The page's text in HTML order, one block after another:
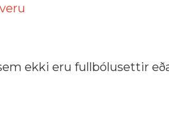
ekki eru fullbólusettir